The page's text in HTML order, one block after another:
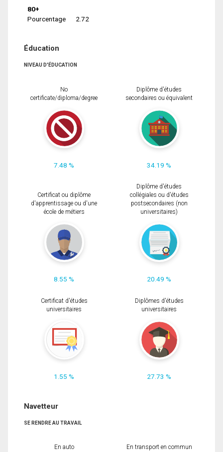
80+
Pourcentage
2.72
Éducation
NIVEAU D'ÉDUCATION
No
certificate/diploma/degree
7.48 %
Diplôme d'études
secondaires ou équivalent
34.19 %
Certificat ou diplôme
d'apprentissage ou d'une
école de métiers
8.55 %
Diplôme d'études
collégiales ou d'études
postsecondaires (non
universitaires)
20.49 %
Certificat d'études
universitaires
1.55 %
Diplômes d'études
universitaires
27.73 %
Navetteur
SE RENDRE AU TRAVAIL
En auto En transport en commun